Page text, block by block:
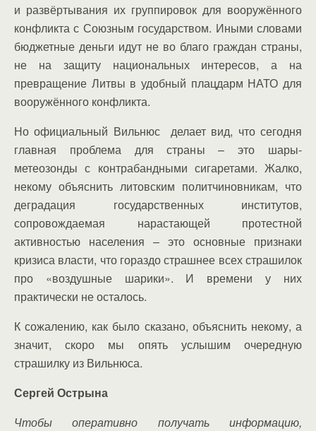
и развёртывания их группировок для вооружённого
конфликта с Союзным государством. Иными словами
бюджетные деньги идут не во благо граждан страны,
не на защиту национальных интересов, а на
превращение Литвы в удобный плацдарм НАТО для
вооружённого конфликта.
Но официальный Вильнюс делает вид, что сегодня
главная проблема для страны – это шары-
метеозонды с контрабандными сигаретами. Жалко,
некому объяснить литовским политчиновникам, что
деградация государственных институтов,
сопровождаемая нарастающей протестной
активностью населения – это основные признаки
кризиса власти, что гораздо страшнее всех страшилок
про «воздушные шарики». И времени у них
практически не осталось.
К сожалению, как было сказано, объяснить некому, а
значит, скоро мы опять услышим очередную
страшилку из Вильнюса.
Сергей Острына
Чтобы оперативно получать информацию,